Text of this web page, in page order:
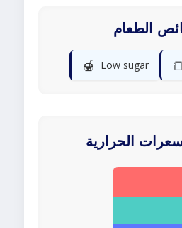
الطعام
🍯 Low sugar 🍞
الحرارية